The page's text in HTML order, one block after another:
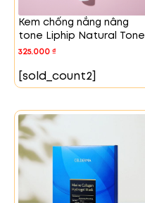
Kem chống nắng nâng
tone Liphip Natural Tone
Up Glow
325.000₫
[sold_count2]